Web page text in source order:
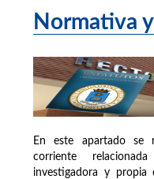
Normativa
En este apartado se
corriente
investigadora y